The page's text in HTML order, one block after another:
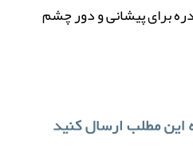
برای پیشانی و دور چشم